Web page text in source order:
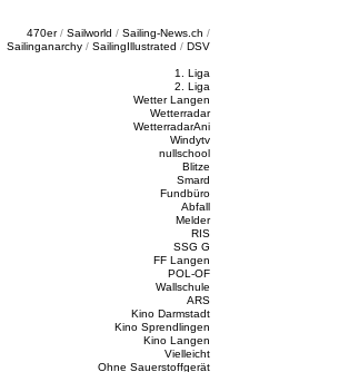
470er/ Sailworld / Sailing-News.ch /
Sailinganarchy / SailingIllustrated / DSV
1. Liga
2. Liga
Wetter Langen
Wetterradar
WetterradarAni
Windytv
nullschool
Blitze
Smard
Fundbüro
Abfall
Melder
RIS
SSG G
FF Langen
POL-OF
Wallschule
ARS
Kino Darmstadt
Kino Sprendlingen
Kino Langen
Vielleicht
Ohne Sauerstoffgerät